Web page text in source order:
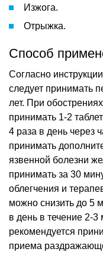
Изжога.
Отрыжка.
Способ
Согласно
следует принимать
лет. При
принимать 1-2
4 раза в день через
принимать
язвенной болезни
принимать за 30
облегчения и
можно снизить до 5
в день в течение 2-
рекомендуется
приема